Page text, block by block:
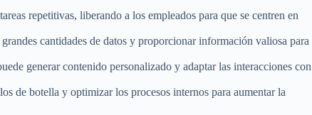
repetitivas, liberando a los empleados para que se centren en
cantidades de datos y proporcionar información valiosa para
generar contenido personalizado y adaptar las interacciones con
de botella y optimizar los procesos internos para aumentar la